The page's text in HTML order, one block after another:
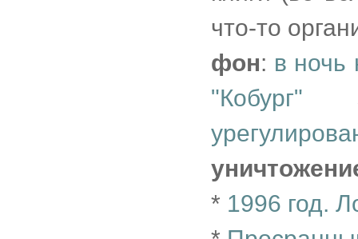
что-то
фон: в ночь
"Кобург"
* 1996 год.